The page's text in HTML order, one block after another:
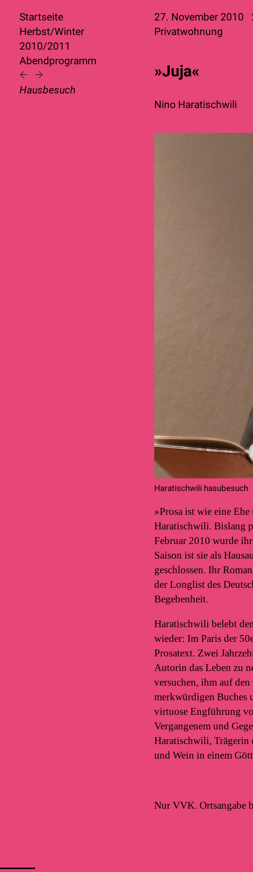
Startseite
Herbst/Winter
2010/2011
Abendprogramm
Hausbesuch
27. November 2010
Privatwohnung
»Juja«
Nino Haratischwili
Haratischwili hasubesuch
»Prosa ist wie eine
Haratischwili. Bislang
Februar 2010 wurde
Saison ist sie als
geschlossen. Ihr
der Longlist des
Begebenheit.
Haratischwili belebt
wieder: Im Paris der
Prosatext. Zwei
Autorin das Leben zu
versuchen, ihm auf
merkwürdigen Buches
virtuose Engführung
Vergangenem und
Haratischwili, Trägerin
und Wein in einem
Nur VVK. Ortsangabe